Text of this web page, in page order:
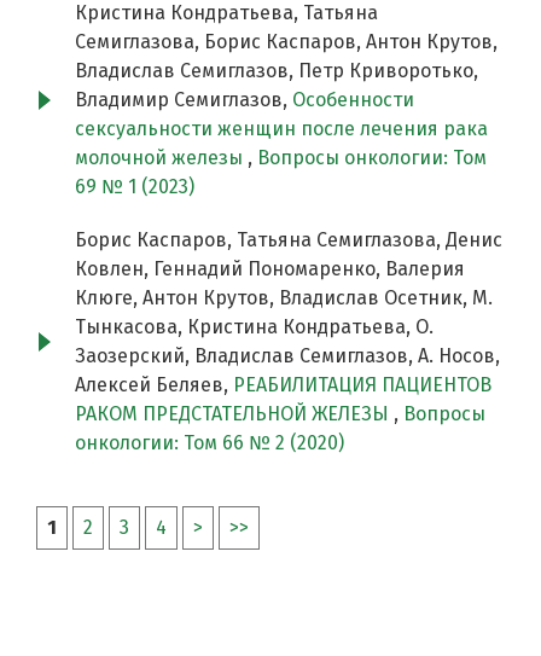
Кристина Кондратьева, Татьяна
Семиглазова, Борис Каспаров, Антон Крутов,
Владислав Семиглазов, Петр Криворотько,
Владимир Семиглазов, Особенности
сексуальности женщин после лечения рака
молочной железы , Вопросы онкологии: Том
69 № 1 (2023)
Борис Каспаров, Татьяна Семиглазова, Денис
Ковлен, Геннадий Пономаренко, Валерия
Клюге, Антон Крутов, Владислав Осетник, М.
Тынкасова, Кристина Кондратьева, О.
Заозерский, Владислав Семиглазов, А. Носов,
Алексей Беляев, РЕАБИЛИТАЦИЯ ПАЦИЕНТОВ
РАКОМ ПРЕДСТАТЕЛЬНОЙ ЖЕЛЕЗЫ , Вопросы
онкологии: Том 66 № 2 (2020)
1 2 3 4 > >>